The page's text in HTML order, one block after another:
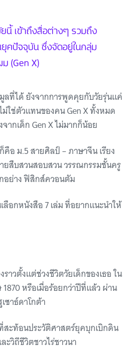
นี้ เข้าถึงสื่อต่างๆ รวมถึง
คปัจจุบัน ซึ่งจัดอยู่ในกลุ่ม
(Gen X)
ลที่ได้ ยังจากการพูดคุยกับวัยรุ่นแค่
ใช่ตัวแทนของคน Gen X ทั้งหมด
ากเด็ก Gen X ไม่มากก็น้อย
อ ม.5 สายศิลป์ – ภาษาจีน เรียง
ยสืบสวนสอบสวน วรรณกรรมชั้นครู
อย่าง ฟิสิกส์ควอนตัม
อกหนังสือ 7 เล่ม ที่อยากแนะนำให้
าวตั้งแต่ช่วงชีวิตวัยเด็กของเธอ ใน
หรือเมื่อร้อยกว่าปีที่แล้ว ผ่าน
ซาธ์ดาโกต้า
สะท้อนประวัติศาสตร์ยุคบุกเบิกดิน
วิถีชีวิตชาวไร่ชาวนา